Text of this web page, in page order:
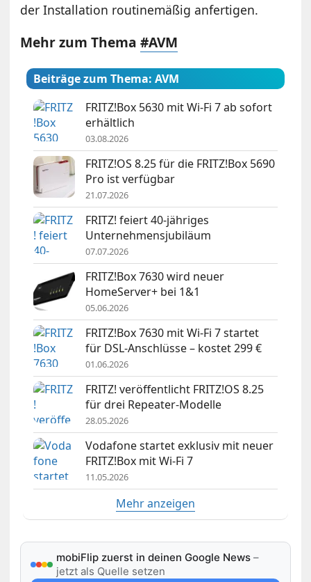
der Installation routinemäßig anfertigen.
Mehr zum Thema#AVM
Beiträge zum Thema: AVM
FRITZ!Box 5630 mit Wi-Fi 7 ab sofort
erhältlich
03.08.2026
FRITZ!OS 8.25 für die FRITZ!Box 5690
Pro ist verfügbar
21.07.2026
FRITZ! feiert 40-jähriges
Unternehmensjubiläum
07.07.2026
FRITZ!Box 7630 wird neuer
HomeServer+ bei 1&1
05.06.2026
FRITZ!Box 7630 mit Wi-Fi 7 startet
für DSL-Anschlüsse – kostet 299 €
01.06.2026
FRITZ! veröffentlicht FRITZ!OS 8.25
für drei Repeater-Modelle
28.05.2026
Vodafone startet exklusiv mit neuer
FRITZ!Box mit Wi-Fi 7
11.05.2026
Mehr anzeigen
mobiFlip zuerst in deinen Google News –
jetzt als Quelle setzen